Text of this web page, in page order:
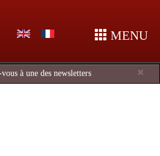
MENU
×
à une des newsletters